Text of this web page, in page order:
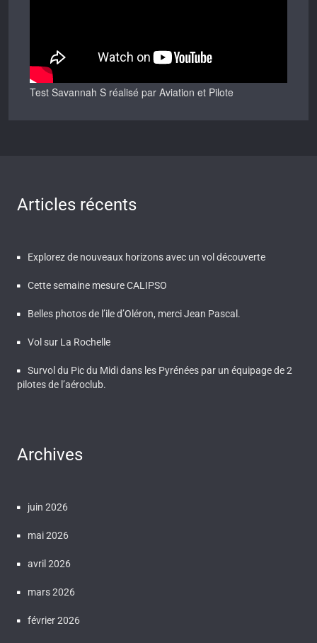
Test Savannah S réalisé par Aviation et Pilote
Articles récents
Explorez de nouveaux horizons avec un vol découverte
Cette semaine mesure CALIPSO
Belles photos de l’ile d’Oléron, merci Jean Pascal.
Vol sur La Rochelle
Survol du Pic du Midi dans les Pyrénées par un équipage de 2
pilotes de l’aéroclub.
Archives
juin 2026
mai 2026
avril 2026
mars 2026
février 2026